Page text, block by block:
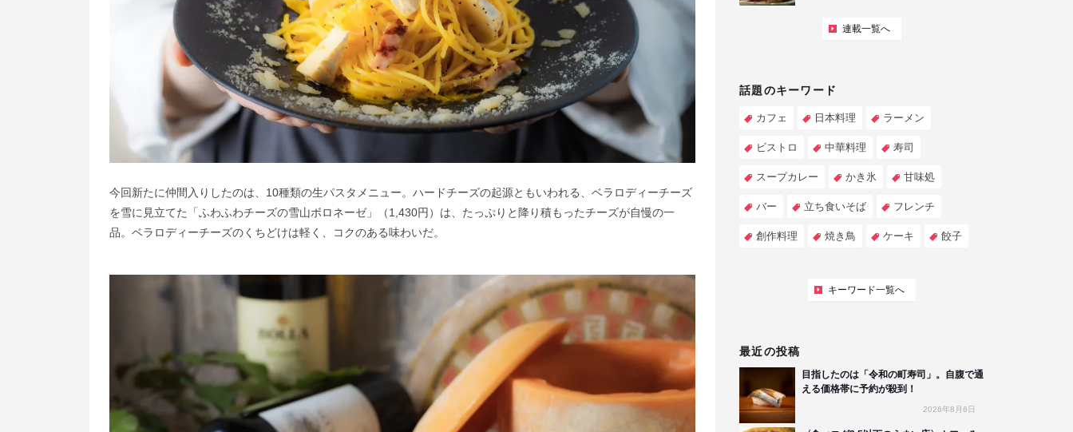
今回新たに仲間入りしたのは、10種類の生パスタメニュー。ハードチーズの起源ともいわれる、ベラロディーチーズ
を雪に見立てた「ふわふわチーズの雪山ボロネーゼ」（1,430円）は、たっぷりと降り積もったチーズが自慢の一
品。ベラロディーチーズのくちどけは軽く、コクのある味わいだ。
連載一覧へ
話題のキーワード
カフェ 日本料理 ラーメン
ビストロ 中華料理 寿司
スープカレー かき氷 甘味処
バー 立ち食いそば フレンチ
創作料理 焼き鳥 ケーキ 餃子
キーワード一覧へ
最近の投稿
目指したのは「令和の町寿司」。自腹で通
える価格帯に予約が殺到！
2026年8月6日